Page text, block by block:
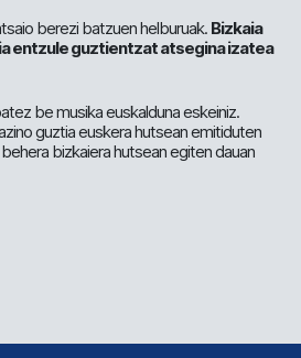
berezi batzuen helburuak. Bizkaia
entzule guztientzat atsegina izatea
be musika euskalduna eskeiniz.
guztia euskera hutsean emitiduten
bizkaiera hutsean egiten dauan